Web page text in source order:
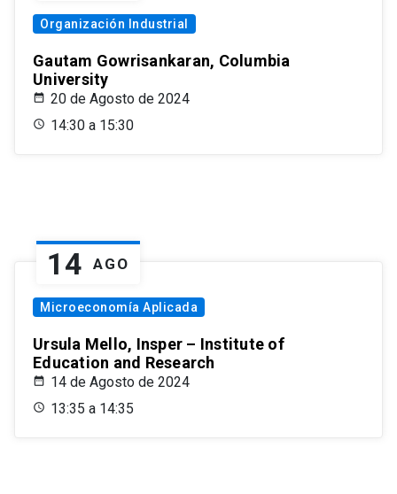
Organización Industrial
Gautam Gowrisankaran, Columbia
University
20 de Agosto de 2024
14:30 a 15:30
14 AGO
Microeconomía Aplicada
Ursula Mello, Insper – Institute of
Education and Research
14 de Agosto de 2024
13:35 a 14:35